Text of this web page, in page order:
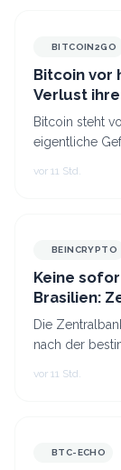
BITCOIN2GO
Bitcoin vor
Verlust
Bitcoin steht
eigentliche
vor 11 Std.
BEINCRYPTO
Keine
Brasilien:
ein
Die
nach der
vor 11 Std.
BTC-ECHO